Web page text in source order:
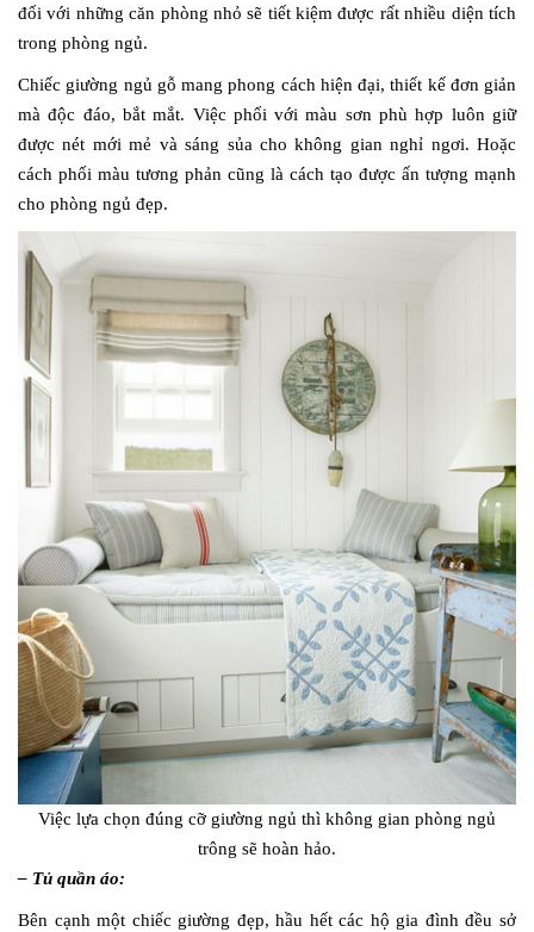
đối với những căn phòng nhỏ sẽ tiết kiệm được rất nhiều diện tích
trong phòng ngủ.
Chiếc giường ngủ gỗ mang phong cách hiện đại, thiết kế đơn giản
mà độc đáo, bắt mắt. Việc phối với màu sơn phù hợp luôn giữ
được nét mới mẻ và sáng sủa cho không gian nghỉ ngơi. Hoặc
cách phối màu tương phản cũng là cách tạo được ấn tượng mạnh
cho phòng ngủ đẹp.
Việc lựa chọn đúng cỡ giường ngủ thì không gian phòng ngủ
trông sẽ hoàn hảo.
– Tủ quần áo:
Bên cạnh một chiếc giường đẹp, hầu hết các hộ gia đình đều sở